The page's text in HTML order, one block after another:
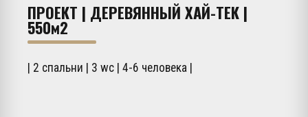
ПРОЕКТ | ДЕРЕВЯННЫЙ ХАЙ-ТЕК |
550м2
| 2 спальни | 3 wc | 4-6 человека |